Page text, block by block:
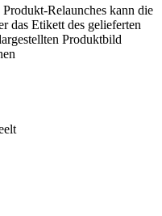
Relaunches kann die
das Etikett des gelieferten
Produktbild